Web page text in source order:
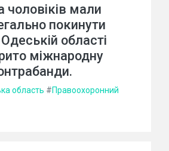
чоловіків мали
покинути
області
міжнародну
область #Правоохоронний